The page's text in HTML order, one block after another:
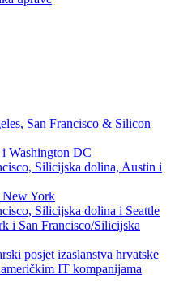
San Francisco & Silicon
Washington DC
Silicijska dolina, Austin i
New York
Silicijska dolina i Seattle
i San Francisco/Silicijska
posjet izaslanstva hrvatske
IT kompanijama